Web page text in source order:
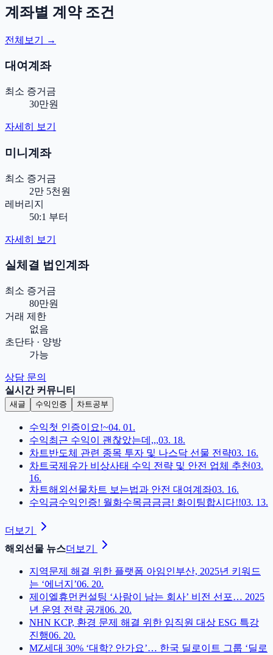
계좌별 계약 조건
전체보기 →
대여계좌
최소 증거금
30만원
자세히 보기
미니계좌
최소 증거금
2만 5천원
레버리지
50:1 부터
자세히 보기
실체결 법인계좌
최소 증거금
80만원
거래 제한
없음
초단타 · 양방
가능
상담 문의
실시간 커뮤니티
새글 수익인증 차트공부
수익첫 인증이요!~04. 01.
수익최근 수익이 괜찮았는데,,,03. 18.
차트반도체 관련 종목 투자 및 나스닥 선물 전략03. 16.
차트국제유가 비상사태 수익 전략 및 안전 업체 추천03.
16.
차트해외선물차트 보는법과 안전 대여계좌03. 16.
수익금수익인증! 월화수목금금금! 화이팅합시다!!03. 13.
더보기
해외선물 뉴스더보기
지역문제 해결 위한 플랫폼 아임인부산, 2025년 키워드
는 ‘에너지’06. 20.
제이엘휴먼컨설팅 ‘사람이 남는 회사’ 비전 선포… 2025
년 운영 전략 공개06. 20.
NHN KCP, 환경 문제 해결 위한 임직원 대상 ESG 특강
진행06. 20.
MZ세대 30% ‘대학? 안가요’… 한국 딜로이트 그룹 ‘딜로